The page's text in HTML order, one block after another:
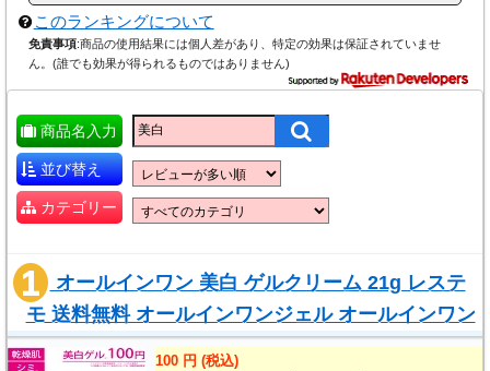
宇都宮西口ビル4F
品川スキンクリニック 千葉院
センシティタワー6F
品川スキンクリニック 新潟院
新潟県新潟市中央区弁天1-1-22
東信新潟ビル2F
品川スキンクリニック 梅田院
10：00～20：00
《公式サイト》
①低価格クリニックと違い、一定の経験を持
つ医師だけを採用。料金が明確、費用面の不
安が少ない
②手術内容、仕上がりイメージ、術後リス
ク、費用など、患者が納得のゆくまで丁寧に
説明
③技術向上の取り組み。経験豊富なドクター
を招き、定期的に技術講習会を開催
④各メディアに出演
青森
秋田 仙台 広島福山
《公式サイト》
このランキングについて
免責事項:商品の使用結果には個人差があり、特定の効果は保証されていませ
ん。(誰でも効果が得られるものではありません)
商品名入力
並び替え
カテゴリー
オールインワン 美白 ゲルクリーム 21g レステ
モ 送料無料 オールインワンジェル オールインワン
ゲル シミ びはく 美白クリーム 医薬部..
100 円 (税込)